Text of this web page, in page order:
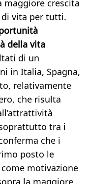
maggiore crescita
vita per tutti.
della vita
di un
in Italia, Spagna,
relativamente
che risulta
tra i
che i
posto le
motivazione
la maggiore